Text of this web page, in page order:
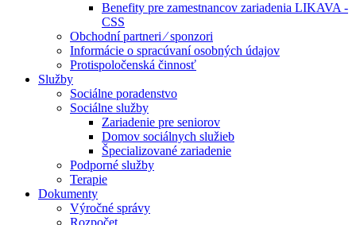
Benefity pre zamestnancov zariadenia LIKAVA -
CSS
Obchodní partneri ⁄ sponzori
Informácie o spracúvaní osobných údajov
Protispoločenská činnosť
Služby
Sociálne poradenstvo
Sociálne služby
Zariadenie pre seniorov
Domov sociálnych služieb
Špecializované zariadenie
Podporné služby
Terapie
Dokumenty
Výročné správy
Rozpočet